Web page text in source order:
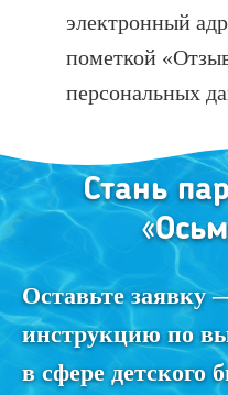
электронный
пометкой
персональных
Стань
Оставьте
инструкцию по
в сфере детского